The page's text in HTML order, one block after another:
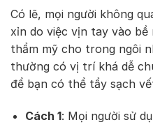
Có lẽ, mọi người không
xỉn do việc vịn tay vào
thẩm mỹ cho trong ngôi
thường có vị trí khá dễ
để bạn có thể tẩy sạch
Cách 1: Mọi người sử